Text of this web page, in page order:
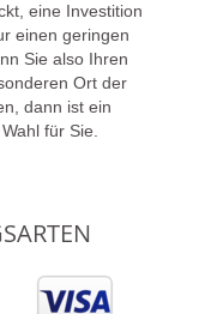
eine Investition
einen geringen
Sie also Ihren
Ort der
dann ist ein
für Sie.